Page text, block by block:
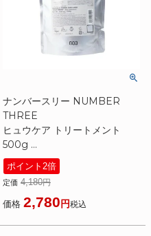
ナンバースリー NUMBER
THREE
ヒュウケア トリートメント
500g
[ ヘアパック/トリートメント ]
詰め替え 美容室専売 サロン専
売 レフィル ヒュウ ケア NO3
ポイント2倍
定価 4,180
価格 2,780 税込